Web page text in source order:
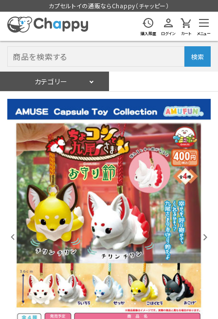
カプセルトイの通販ならChappy（チャッピー）
購入履歴 ログイン カート メニュー
検索
カテゴリー
入荷スケジュールをチェック
カプセルトイマシン本体
カプセルトイ
販促用空カプセル
レンタル
景品・玩具・文具
販促用カプセルトイ